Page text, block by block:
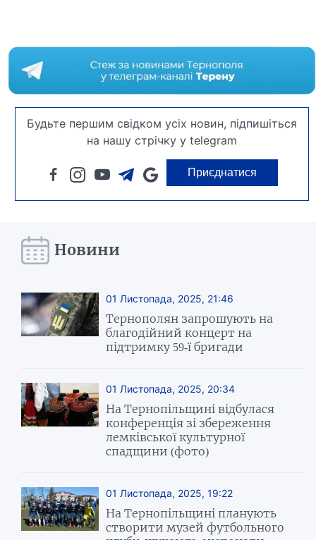
Будьте першим свідком усіх новин, підпишіться
на нашу стрічку у telegram
Приєднатися
Новини
01 Листопада, 2025, 21:46
Тернополян запрошують на
благодійний концерт на
підтримку 59-ї бригади
01 Листопада, 2025, 20:34
На Тернопільщині відбулася
конференція зі збереження
лемківської культурної
спадщини (фото)
01 Листопада, 2025, 19:22
На Тернопільщині планують
створити музей футбольного